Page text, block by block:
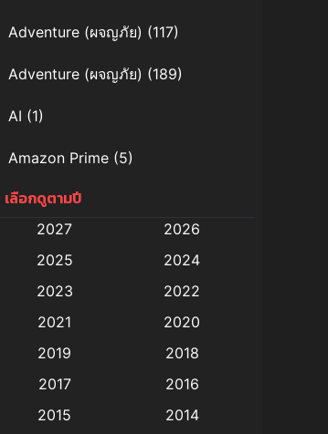
Adventure (ผจญภัย) (117)
Adventure (ผจญภัย) (189)
AI (1)
Amazon Prime (5)
Anal (ประตูหลัง)
Animation การ์ตูน
Animation อนิเมะ
Animation แอนิเมชัน (19)
เลือกดูตามปี
2027
2026
2025
2024
2023
2022
2021
2020
2019
2018
2017
2016
2015
2014